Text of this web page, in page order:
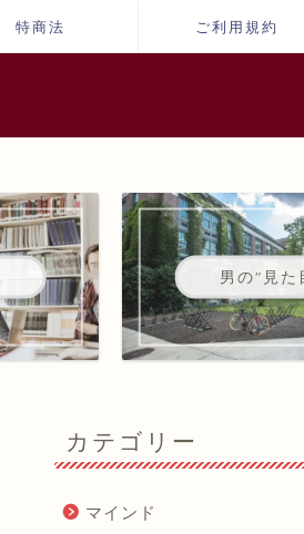
特商法 ご利用規約
男の"見た
カテゴリー
マインド